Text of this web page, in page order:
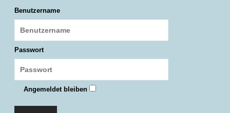
Benutzername
Passwort
Angemeldet bleiben